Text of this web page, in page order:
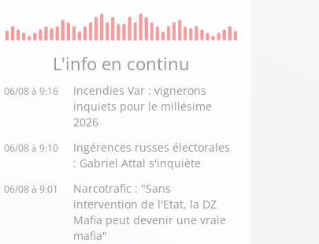
L'info en continu
06/08 à 9:16
Incendies Var : vignerons
inquiets pour le millésime
2026
06/08 à 9:10
Ingérences russes électorales
: Gabriel Attal s'inquiète
06/08 à 9:01
Narcotrafic : "Sans
intervention de l'Etat, la DZ
Mafia peut devenir une vraie
mafia"